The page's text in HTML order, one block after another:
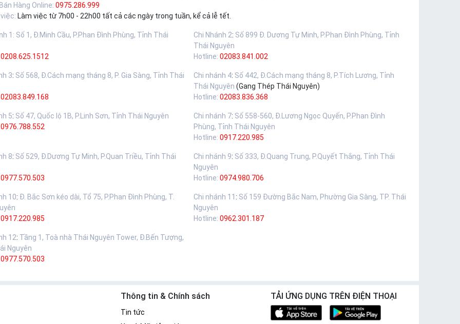
Hàng Online: 0975.286.999
Làm việc từ 7h00 - 22h00 tất cả các ngày trong tuần, kể cả lễ tết.
1 : Số 1, Đ.Minh Cầu, P.Phan Đình Phùng, Tỉnh Thái
0208.625.1512
Chi Nhánh 2: Số 899 Đ. Dương Tự Minh, P.Phan Đình Phùng, Tỉnh
Thái Nguyên
Hotline: 02083.841.002
3: Số 568, Đ.Cách mạng tháng 8, P. Gia Sàng, Tỉnh Thái
02083.849.168
Chi nhánh 4: Số 442, Đ.Cách mạng tháng 8, P.Tích Lương, Tỉnh
Thái Nguyên (Gang Thép Thái Nguyên)
Hotline: 02083.836.368
5: Số 47, Quốc lộ 1B, P.Linh Sơn, Tỉnh Thái Nguyên
0976.788.552
Chi nhánh 7: Số 558-560, Đ.Lương Ngọc Quyến, P.Phan Đình
Phùng, Tỉnh Thái Nguyên
Hotline: 0917.220.985
8: Số 529, Đ.Dương Tự Minh, P.Quan Triều, Tỉnh Thái
0977.570.503
Chi nhánh 9: Số 333, Đ.Quang Trung, P.Quyết Thắng, Tỉnh Thái
Nguyên
Hotline: 0974.980.706
10: Đ. Bắc Sơn kéo dài, Tổ 75, P.Phan Đình Phùng, T.
0917.220.985
Chi nhánh 11 : Số 159 Đường Bắc Nam, Phường Gia Sàng, TP. Thái
Nguyên
Hotline: 0962.301.187
12: Tầng 1, Toà nhà Thái Nguyên Tower, Đ.Bến Tượng,
Nguyên
0977.570.503
Thông tin & Chính sách
Tin tức
TẢI ỨNG DỤNG TRÊN ĐIỆN THOẠI